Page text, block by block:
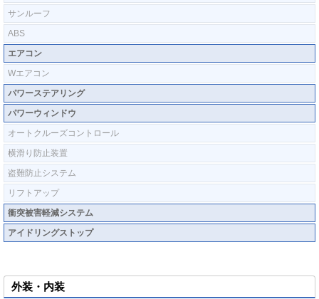
サンルーフ
ABS
エアコン
Wエアコン
パワーステアリング
パワーウィンドウ
オートクルーズコントロール
横滑り防止装置
盗難防止システム
リフトアップ
衝突被害軽減システム
アイドリングストップ
外装・内装